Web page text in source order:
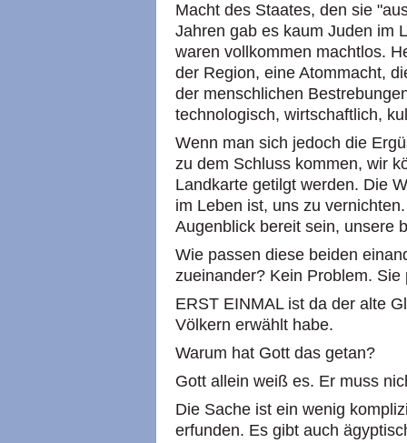
Macht des Staates, den sie
Jahren gab es kaum Juden im
waren vollkommen machtlos.
der Region, eine Atommacht,
der menschlichen
technologisch, wirtschaftlich,
Wenn man sich jedoch die
zu dem Schluss kommen, wir
Landkarte getilgt werden. Die
im Leben ist, uns zu
Augenblick bereit sein, unsere
Wie passen diese beiden
zueinander? Kein Problem. Sie
ERST EINMAL ist da der alte
Völkern erwählt habe.
Warum hat Gott das getan?
Gott allein weiß es. Er muss
Die Sache ist ein wenig
erfunden. Es gibt auch